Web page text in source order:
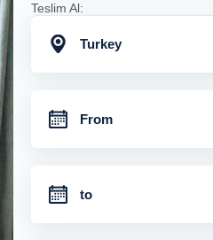
Teslim Al:
Turkey